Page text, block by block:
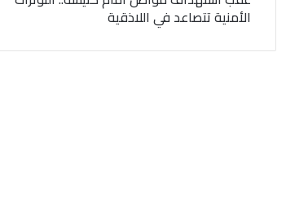
الأمنية تتصاعد في اللاذقية